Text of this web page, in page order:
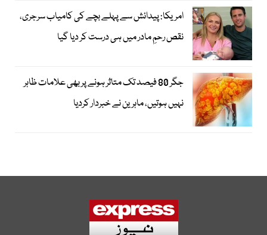
امریکا: پیدائش سے پہلے بچے کی کامیاب سرجری،
نقص رحمِ مادر میں ہی درست کر دیا گیا
جگر 80 فیصد تک متاثر ہونے پر بھی علامات ظاہر
نہیں ہوتیں، ماہرین نے خبردار کردیا